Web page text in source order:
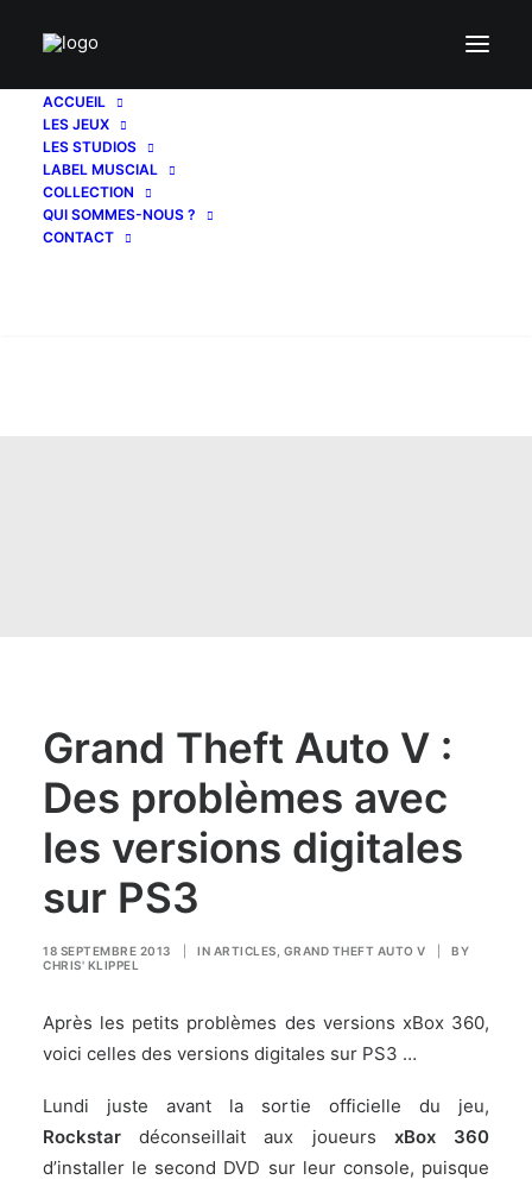
ACCUEIL
LES JEUX
LES STUDIOS
LABEL MUSCIAL
COLLECTION
QUI SOMMES-NOUS ?
CONTACT
Grand Theft Auto V :
Des problèmes avec
les versions digitales
sur PS3
18 SEPTEMBRE 2013 IN ARTICLES GRAND THEFT AUTO V
BY
CHRIS' KLIPPEL
Après les petits problèmes des versions xBox 360,
voici celles des versions digitales sur PS3 …
Lundi juste avant la sortie officielle du jeu,
Rockstar déconseillait aux joueurs xBox 360
d’installer le second DVD sur leur console, puisque